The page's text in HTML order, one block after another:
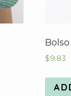
$9.83